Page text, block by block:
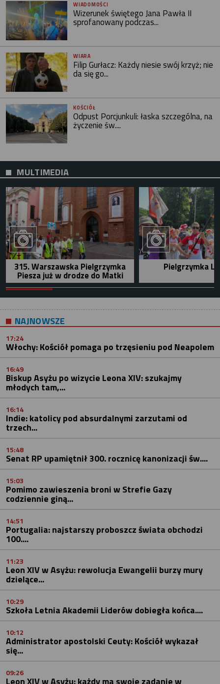
WIADOMOŚCI
Wizerunek świętego Jana Pawła II
sprofanowany podczas...
WIARA
Filip Gurłacz: Każdy niesie swój krzyż; nie
da się go...
KOŚCIÓŁ
Odpust Porcjunkuli: łaska szczególna, na
życzenie św....
MULTIMEDIA
315. Warszawska Pielgrzymka
Piesza już w drodze do Matki
Pielgrzymka
NAJNOWSZE
17:24
Włochy: Kościół pomaga po trzęsieniu pod Neapolem
16:49
Biskup Asyżu po wizycie Leona XIV: szukajmy
młodych tam,...
16:14
Indie: katolicy pod absurdalnymi zarzutami od
trzech...
15:48
Senat RP upamiętnił 300. rocznicę kanonizacji św....
15:03
Pomimo zawieszenia broni w Strefie Gazy
codziennie giną...
14:51
Portugalia: najstarszy proboszcz świata obchodzi
100....
11:23
Leon XIV w Asyżu: rewolucja Ewangelii burzy mury
dzielące...
10:29
Szkoła Letnia Akademii Liderów dobiegła końca....
10:12
Administrator apostolski Ceuty: Kościół wykazał
się...
09:26